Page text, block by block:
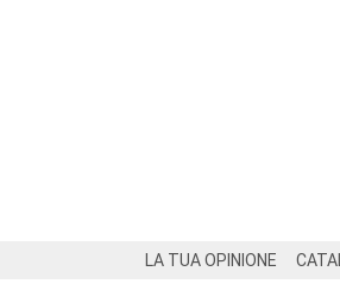
LA TUA OPINIONE